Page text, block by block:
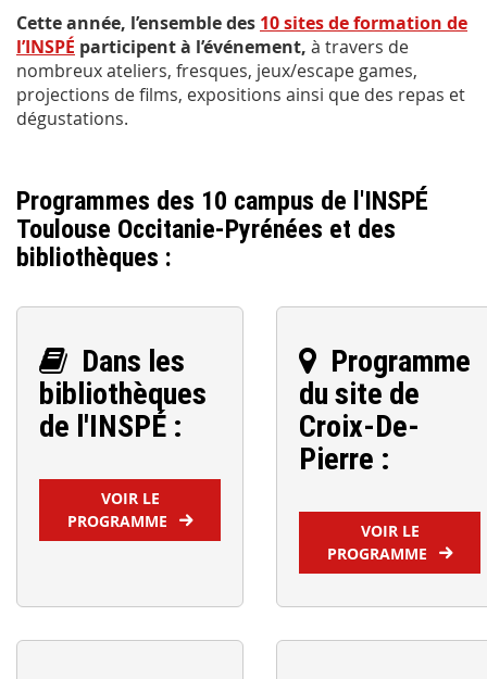
Cette année, l’ensemble des 10 sites de formation de
l’INSPÉ participent à l’événement, à travers de
nombreux ateliers, fresques, jeux/escape games,
projections de films, expositions ainsi que des repas et
dégustations.
Programmes des 10 campus de l'INSPÉ
Toulouse Occitanie-Pyrénées et des
bibliothèques :
Dans les
bibliothèques
de l'INSPÉ :
VOIR LE
PROGRAMME
Programme
du site de
Croix-De-
Pierre :
VOIR LE
PROGRAMME